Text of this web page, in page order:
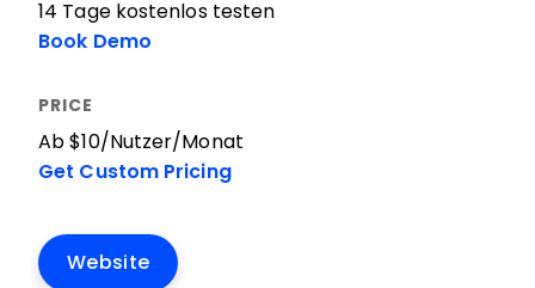
14 Tage kostenlos testen
Book Demo
Ab $10/Nutzer/Monat
Get Custom Pricing
Website